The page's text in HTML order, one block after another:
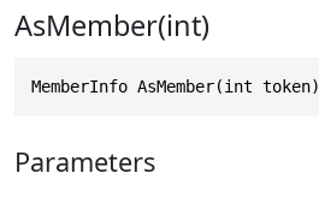
AsMember(int)
MemberInfo AsMember(int token)
Parameters